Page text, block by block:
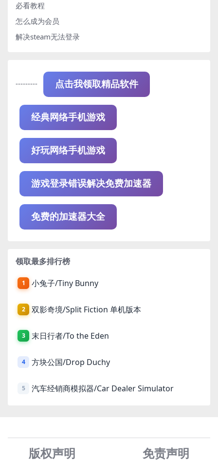
必看教程
怎么成为会员
解决steam无法登录
--------- 点击我领取精品软件
经典网络手机游戏
好玩网络手机游戏
游戏登录错误解决免费加速器
免费的加速器大全
领取最多排行榜
1 小兔子/Tiny Bunny
2 双影奇境/Split Fiction 单机版本
3 末日行者/To the Eden
4 方块公国/Drop Duchy
5 汽车经销商模拟器/Car Dealer Simulator
版权声明 免责声明